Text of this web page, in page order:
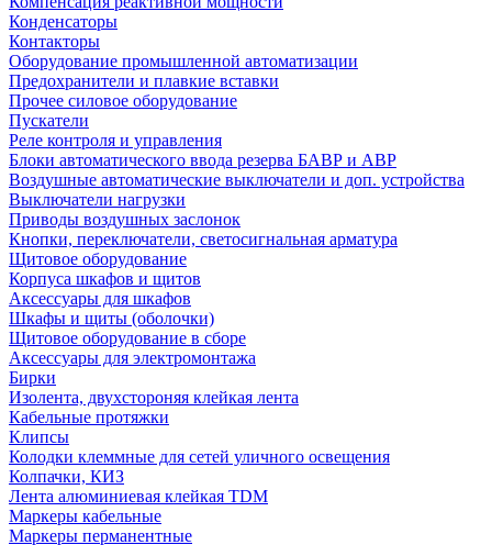
Конденсаторы
Контакторы
Оборудование промышленной автоматизации
Предохранители и плавкие вставки
Прочее силовое оборудование
Пускатели
Реле контроля и управления
Блоки автоматического ввода резерва БАВР и АВР
Воздушные автоматические выключатели и доп. устройства
Выключатели нагрузки
Приводы воздушных заслонок
Кнопки, переключатели, светосигнальная арматура
Щитовое оборудование
Корпуса шкафов и щитов
Аксессуары для шкафов
Шкафы и щиты (оболочки)
Щитовое оборудование в сборе
Аксессуары для электромонтажа
Бирки
Изолента, двухстороняя клейкая лента
Кабельные протяжки
Клипсы
Колодки клеммные для сетей уличного освещения
Колпачки, КИЗ
Лента алюминиевая клейкая TDM
Маркеры кабельные
Маркеры перманентные